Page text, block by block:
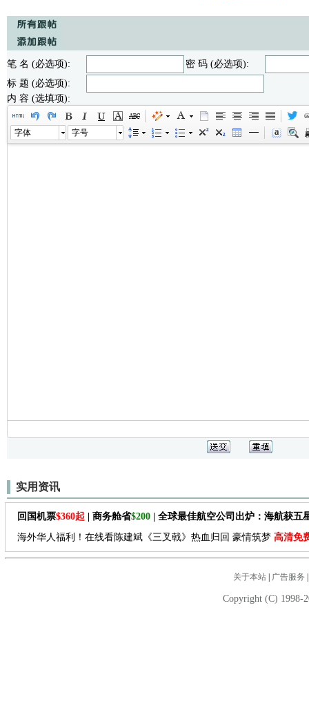
笔 名 (必选项):
密 码 (必选项):
标 题 (必选项):
内 容 (选填项):
字体 字号
实用资讯
回国机票$360起 | 商务舱省$200 | 全球最佳航空公司出炉：海航获五
海外华人福利！在线看陈建斌《三叉戟》热血归回 豪情筑梦 高清免
关于本站| 广告服务
Copyright (C) 1998-